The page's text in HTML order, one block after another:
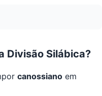
Divisão Silábica?
canossiano em